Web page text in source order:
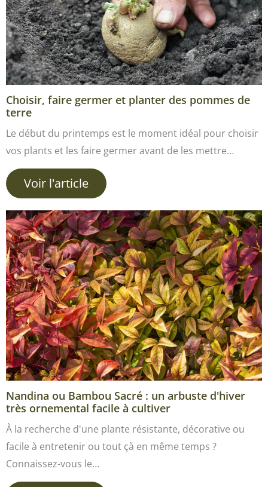
Choisir, faire germer et planter des pommes de
terre
Le début du printemps est le moment idéal pour choisir
vos plants et les faire germer avant de les mettre…
Voir l'article
Nandina ou Bambou Sacré : un arbuste d'hiver
très ornemental facile à cultiver
À la recherche d'une plante résistante, décorative ou
facile à entretenir ou tout çà en même temps ?
Connaissez-vous le…